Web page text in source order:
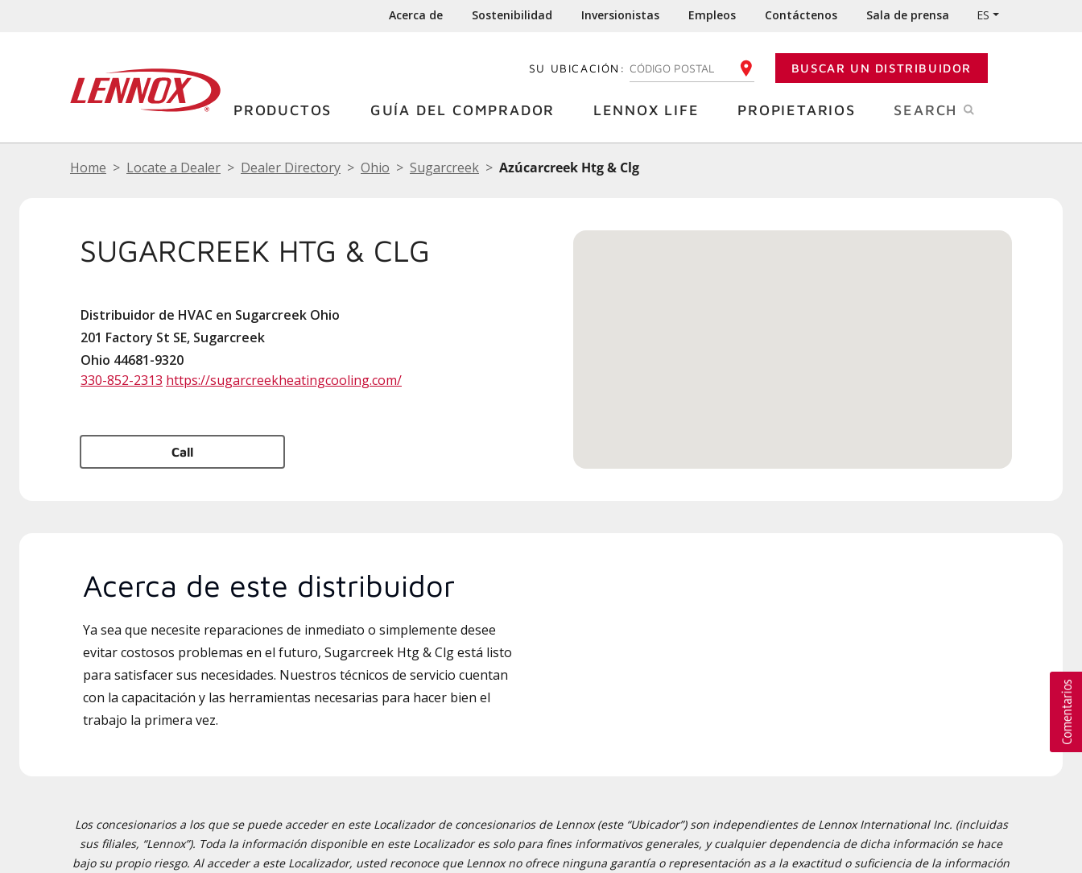
Acerca de Sostenibilidad Inversionistas Empleos Contáctenos Sala de prensa ES
SU UBICACIÓN: INGRESE SU CÓDIGO POSTAL BUSCAR UN DISTRIBUIDOR
PRODUCTOS GUÍA DEL COMPRADOR LENNOX LIFE PROPIETARIOS SEARCH
Home Locate a Dealer Dealer Directory Ohio Sugarcreek Azúcarcreek Htg & Clg
SUGARCREEK HTG & CLG
Distribuidor de HVAC en Sugarcreek Ohio
201 Factory St SE, Sugarcreek
Ohio 44681-9320
330-852-2313 https://sugarcreekheatingcooling.com/
Call
Acerca de este distribuidor
Ya sea que necesite reparaciones de inmediato o simplemente desee
evitar costosos problemas en el futuro, Sugarcreek Htg & Clg está listo
para satisfacer sus necesidades. Nuestros técnicos de servicio cuentan
con la capacitación y las herramientas necesarias para hacer bien el
trabajo la primera vez.
Los concesionarios a los que se puede acceder en este Localizador de concesionarios de Lennox (este “Ubicador”) son independientes de Lennox International Inc. (incluidas
sus filiales, “Lennox”). Toda la información disponible en este Localizador es solo para fines informativos generales, y cualquier dependencia de dicha información se hace
bajo su propio riesgo. Al acceder a este Localizador, usted reconoce que Lennox no ofrece ninguna garantía o representación as a la exactitud o suficiencia de la información